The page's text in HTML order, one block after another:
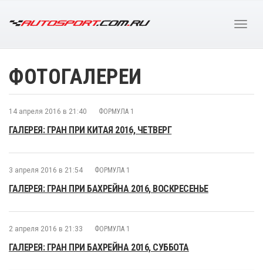
ФОТОГАЛЕРЕИ
14 апреля 2016 в 21:40 ФОРМУЛА 1
ГАЛЕРЕЯ: ГРАН ПРИ КИТАЯ 2016, ЧЕТВЕРГ
3 апреля 2016 в 21:54 ФОРМУЛА 1
ГАЛЕРЕЯ: ГРАН ПРИ БАХРЕЙНА 2016, ВОСКРЕСЕНЬЕ
2 апреля 2016 в 21:33 ФОРМУЛА 1
ГАЛЕРЕЯ: ГРАН ПРИ БАХРЕЙНА 2016, СУББОТА